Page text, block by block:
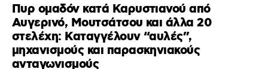
Πυρ ομαδόν κατά Καρυστιανού από
Αυγερινό, Μουτσάτσου και άλλα 20
στελέχη: Καταγγέλουν “αυλές”,
μηχανισμούς και παρασκηνιακούς
ανταγωνισμούς